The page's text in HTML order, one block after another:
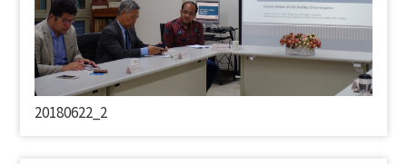
20180622_2